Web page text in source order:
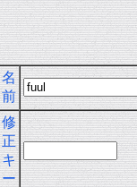
名
前
修
正
キ
ー